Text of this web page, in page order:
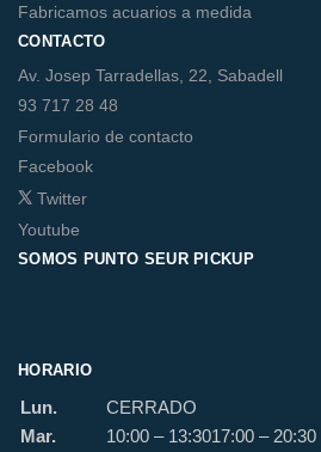
Fabricamos acuarios a medida
CONTACTO
Av. Josep Tarradellas, 22, Sabadell
93 717 28 48
Formulario de contacto
Facebook
Twitter
Youtube
SOMOS PUNTO SEUR PICKUP
HORARIO
Lun.
CERRADO
Mar.
10:00 – 13:3017:00 – 20:30